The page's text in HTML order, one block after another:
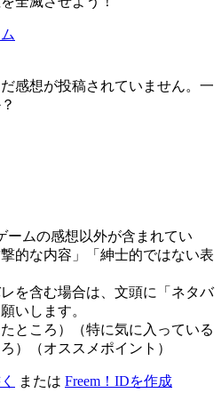
感想が投稿されていません。一
ームの感想以外が含まれてい
的な内容」「紳士的ではない表
を含む場合は、文頭に「ネタバ
いします。
ところ）（特に気に入っている
）（オススメポイント）
または Freem！IDを作成